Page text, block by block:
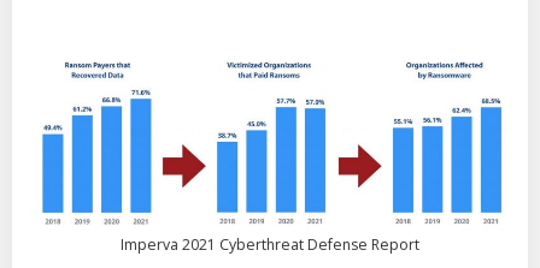
Imperva 2021 Cyberthreat Defense Report